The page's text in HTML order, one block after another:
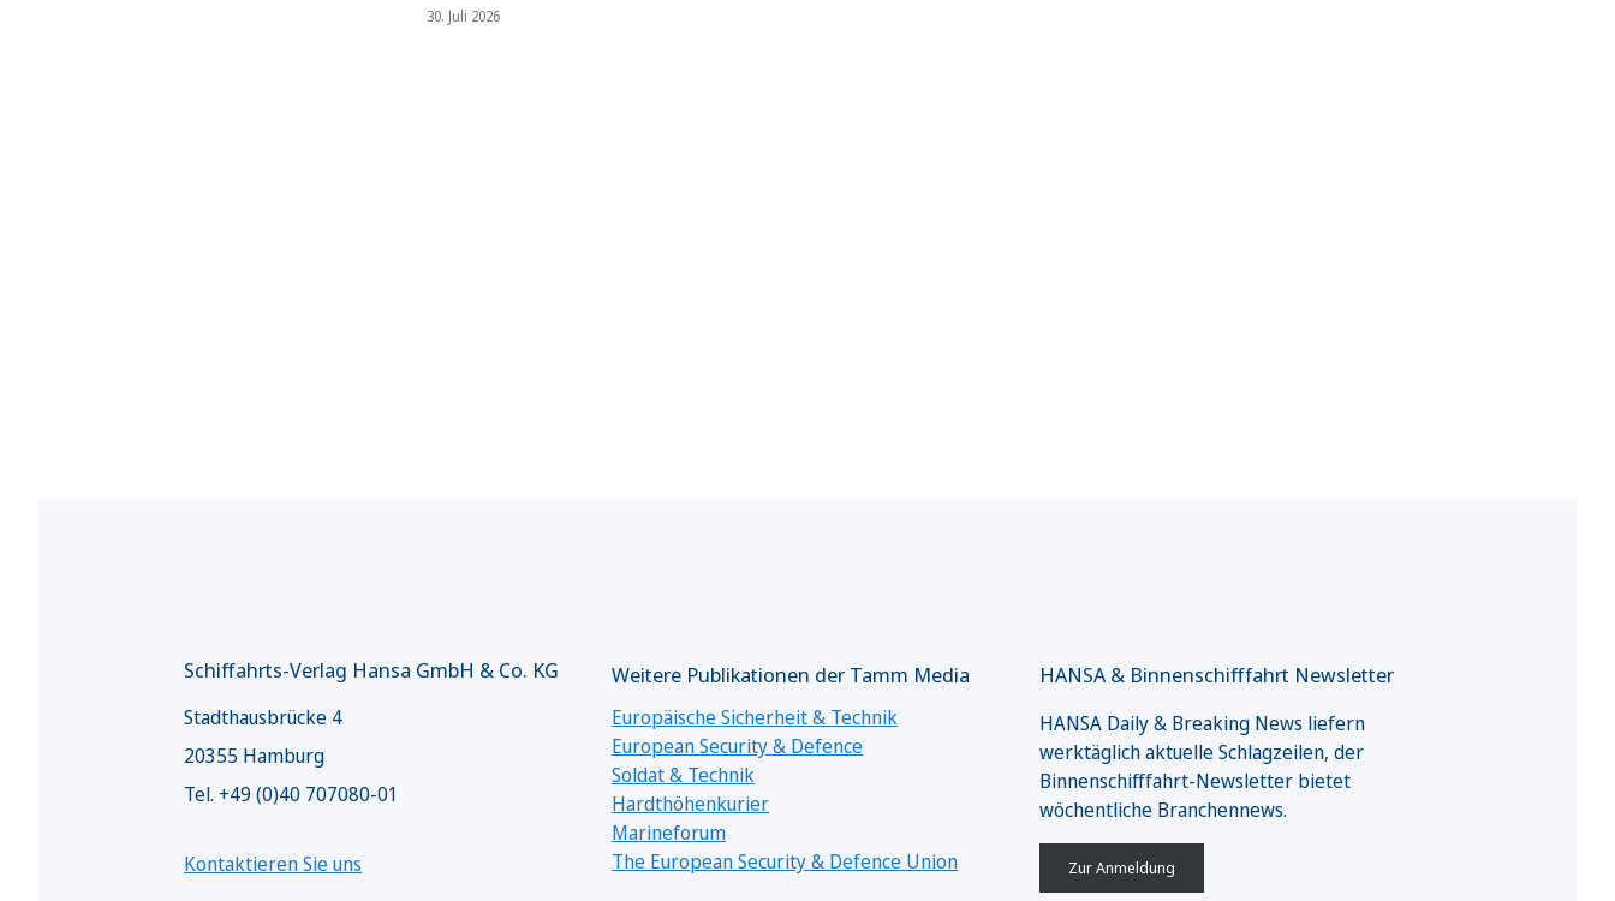
30. Juli 2026
Schiffahrts-Verlag Hansa GmbH & Co. KG
Stadthausbrücke 4
20355 Hamburg
Tel. +49 (0)40 707080-01
Kontaktieren Sie uns
Weitere Publikationen der Tamm Media
Europäische Sicherheit & Technik
European Security & Defence
Soldat & Technik
Hardthöhenkurier
Marineforum
The European Security & Defence Union
HANSA & Binnenschifffahrt Newsletter
HANSA Daily & Breaking News liefern
werktäglich aktuelle Schlagzeilen, der
Binnenschifffahrt-Newsletter bietet
wöchentliche Branchennews.
Zur Anmeldung